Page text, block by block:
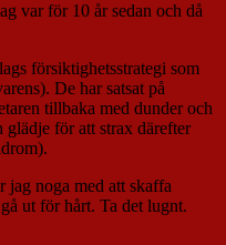
var för 10 år sedan och då
försiktighetsstrategi som
De har satsat på
tillbaka med dunder och
glädje för att strax därefter
jag noga med att skaffa
ut för hårt. Ta det lugnt.